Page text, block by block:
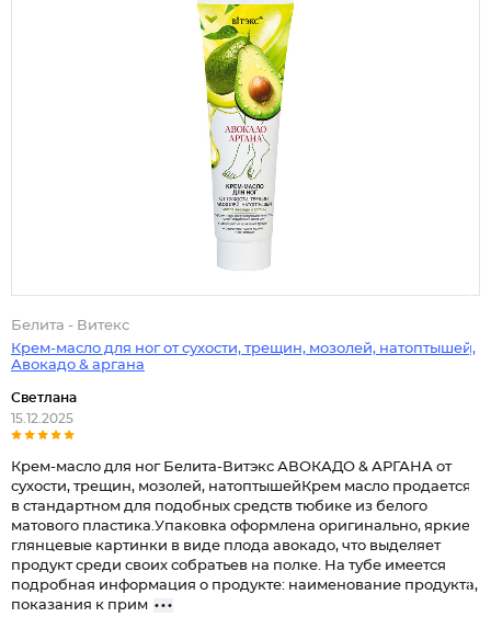
Белита - Витекс
Крем-масло для ног от сухости, трещин, мозолей, натоптышей,
Авокадо & аргана
Светлана
15.12.2025
Крем-масло для ног Белита-Витэкс АВОКАДО & АРГАНА от
сухости, трещин, мозолей, натоптышейКрем масло продается
в стандартном для подобных средств тюбике из белого
матового пластика.Упаковка оформлена оригинально, яркие
глянцевые картинки в виде плода авокадо, что выделяет
продукт среди своих собратьев на полке. На тубе имеется
подробная информация о продукте: наименование продукта,
показания к прим